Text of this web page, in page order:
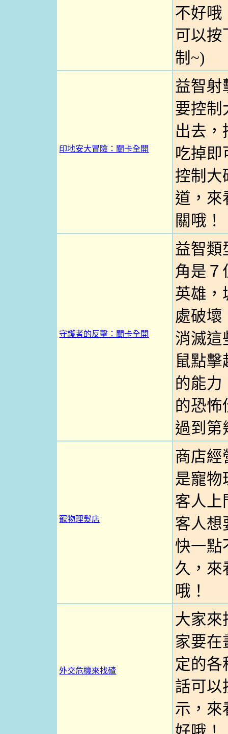
不好哦
可以按
制~)
印地安大冒險：關卡全開
益智射
要控制
出去，
吃掉即
控制大
道，來
關哦！
守護者的反擊：關卡全開
益智類
角是７
英雄，
處破壞
消滅這
鼠點
的能力
的恐怖
過到第
寵物理髮店
商店經
是寵物
客人上
客人想
快一點
久，來
哦！
外交危機來找碴
大家來
家要在
定的各
話可以
示，來